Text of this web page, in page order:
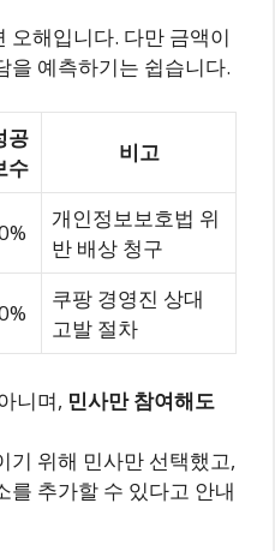
오해입니다. 다만 금액이
을 예측하기는 쉽습니다.
공
수
비고
개인정보보호법 위
반 배상 청구
쿠팡 경영진 상대
고발 절차
니며, 민사만 참여해도
기 위해 민사만 선택했고,
를 추가할 수 있다고 안내